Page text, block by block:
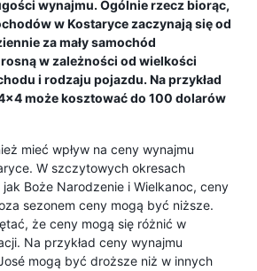
wynajmu. Ogólnie rzecz biorąc,
w Kostaryce zaczynają się od
za mały samochód
w zależności od wielkości
i rodzaju pojazdu. Na przykład
może kosztować do 100 dolarów
mieć wpływ na ceny wynajmu
W szczytowych okresach
Boże Narodzenie i Wielkanoc, ceny
sezonem ceny mogą być niższe.
że ceny mogą się różnić w
Na przykład ceny wynajmu
mogą być droższe niż w innych